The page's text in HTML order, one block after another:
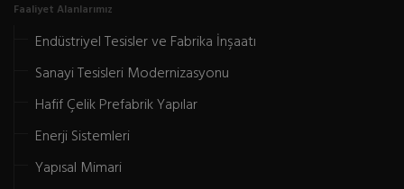
Faaliyet Alanlarımız
Endüstriyel Tesisler ve Fabrika İnşaatı
Sanayi Tesisleri Modernizasyonu
Hafif Çelik Prefabrik Yapılar
Enerji Sistemleri
Yapısal Mimari